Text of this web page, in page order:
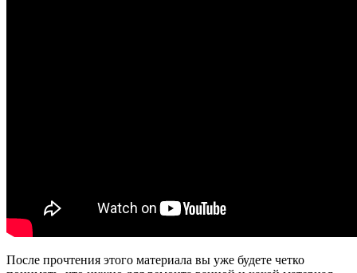
После прочтения этого материала вы уже будете четко